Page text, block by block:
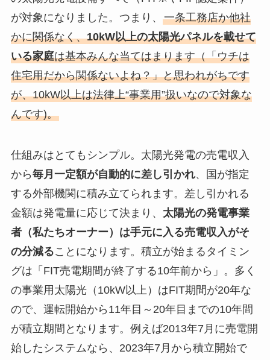
が対象になりました。つまり、 一条工務店か他社
かに関係なく、10kW以上の太陽光パネルを載せて
いる家庭は基本みんな当てはまります（「ウチは
住宅用だから関係ないよね？」と思われがちです
が、10kW以上は法律上“事業用”扱いなので対象な
んです)。
仕組みはとてもシンプル。太陽光発電の売電収入
から毎月一定額が自動的に差し引かれ、国が指定
する外部機関に積み立てられます。差し引かれる
金額は発電量に応じて決まり、 太陽光の発電事業
者（私たちオーナー）は手元に入る売電収入がそ
の分減ることになります。積立が始まるタイミン
グは「FIT売電期間が終了する10年前から」。多く
の事業用太陽光（10kW以上）はFIT期間が20年な
ので、運転開始から11年目～20年目までの10年間
が積立期間となります。例えば2013年7月に売電開
始したシステムなら、2023年7月から積立開始で